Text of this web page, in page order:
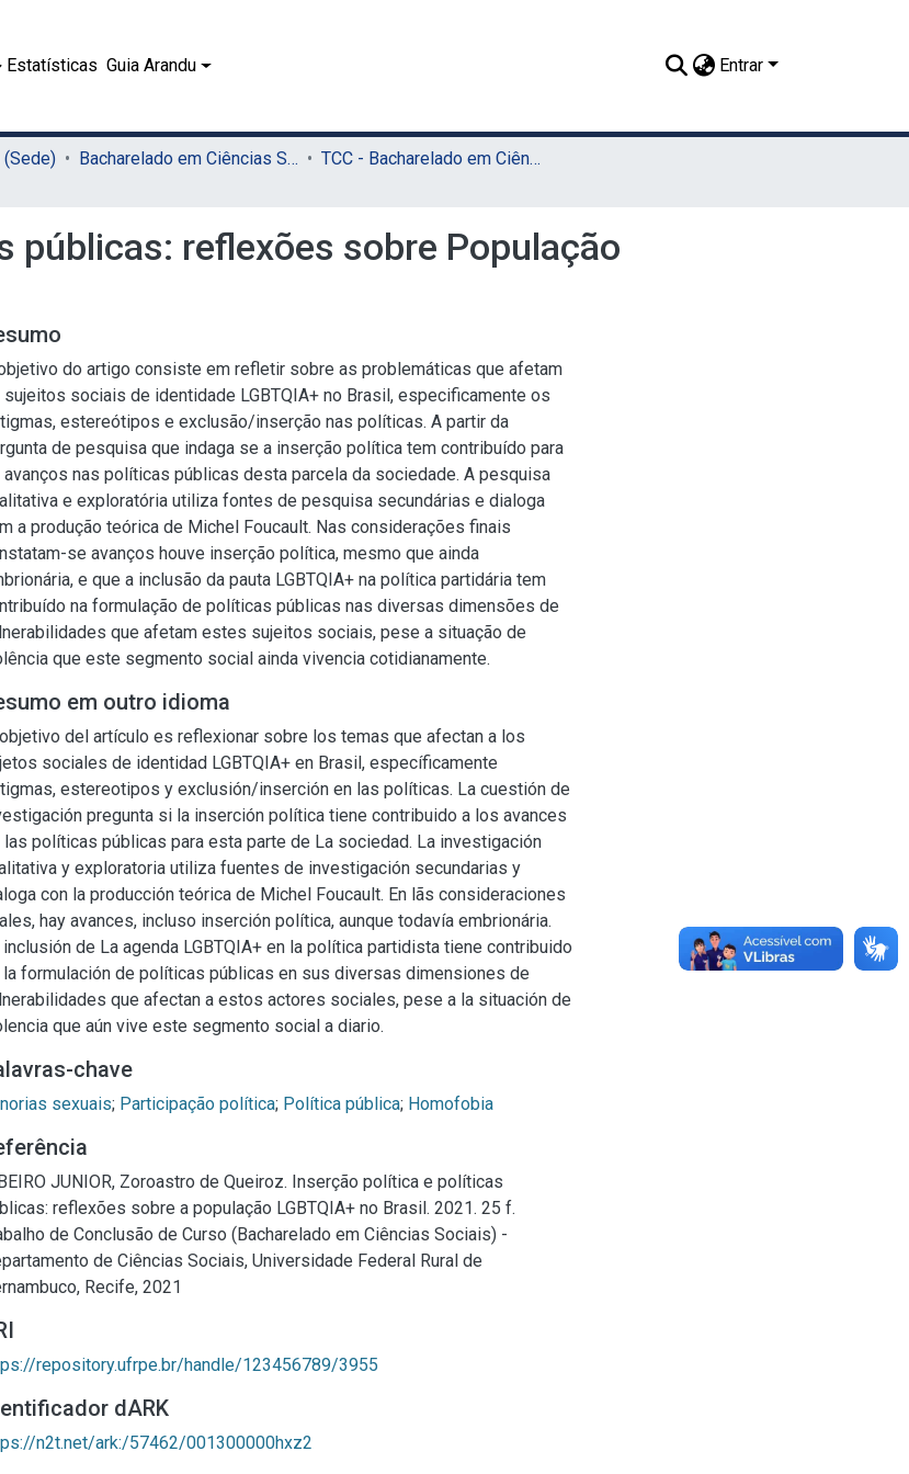
Estatísticas Guia Arandu Entrar
(Sede) Bacharelado em Ciências Sociais (Sede)
TCC - Bacharelado em Ciências Sociais (Sede)
públicas: reflexões sobre População
do artigo consiste em refletir sobre as problemáticas que afetam
sociais de identidade LGBTQIA+ no Brasil, especificamente os
estereótipos e exclusão/inserção nas políticas. A partir da
de pesquisa que indaga se a inserção política tem contribuído para
nas políticas públicas desta parcela da sociedade. A pesquisa
e exploratória utiliza fontes de pesquisa secundárias e dialoga
a produção teórica de Michel Foucault. Nas considerações finais
se avanços houve inserção política, mesmo que ainda
e que a inclusão da pauta LGBTQIA+ na política partidária tem
na formulação de políticas públicas nas diversas dimensões de
que afetam estes sujeitos sociais, pese a situação de
que este segmento social ainda vivencia cotidianamente.
em outro idioma
del artículo es reflexionar sobre los temas que afectan a los
sociales de identidad LGBTQIA+ en Brasil, específicamente
estereotipos y exclusión/inserción en las políticas. La cuestión de
pregunta si la inserción política tiene contribuido a los avances
las políticas públicas para esta parte de La sociedad. La investigación
y exploratoria utiliza fuentes de investigación secundarias y
con la producción teórica de Michel Foucault. En lãs consideraciones
hay avances, incluso inserción política, aunque todavía embrionária.
inclusión de La agenda LGBTQIA+ en la política partidista tiene contribuido
la formulación de políticas públicas en sus diversas dimensiones de
que afectan a estos actores sociales, pese a la situación de
que aún vive este segmento social a diario.
chave
sexuais; Participação política; Política pública; Homofobia
JUNIOR, Zoroastro de Queiroz. Inserção política e políticas
reflexões sobre a população LGBTQIA+ no Brasil. 2021. 25 f.
de Conclusão de Curso (Bacharelado em Ciências Sociais) -
de Ciências Sociais, Universidade Federal Rural de
Recife, 2021
repository.ufrpe.br/handle/123456789/3955
dARK
n2t.net/ark:/57462/001300000hxz2